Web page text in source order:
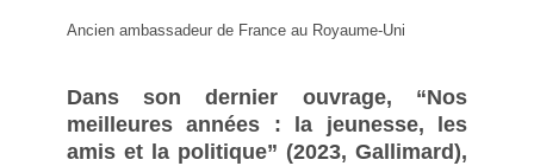
Ancien ambassadeur de France au Royaume-Uni
Dans son dernier ouvrage, “Nos
meilleures années : la jeunesse, les
amis et la politique” (2023, Gallimard),